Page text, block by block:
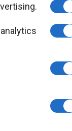
Hand
και
για Raquet-